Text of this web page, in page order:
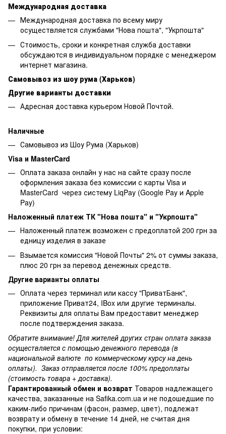
Международная доставка
Международная доставка по всему миру
осуществляется службами "Нова пошта", "Укрпошта"
Стоимость, сроки и конкретная служба доставки
обсуждаются в индивидуальном порядке с менеджером
интернет магазина.
Самовывоз из шоу рума (Харьков)
Другие варианты доставки
Адресная доставка курьером Новой Почтой.
Наличные
Самовывоз из Шоу Рума (Харьков)
Visa и MasterCard
Оплата заказа онлайн у нас на сайте сразу после
оформления заказа без комиссии с карты Visa и
MasterCard через систему LiqPay (Google Pay и Apple
Pay)
Наложенный платеж ТК "Нова пошта" и "Укрпошта"
Наложенный платеж возможен с предоплатой 200 грн за
едницу изделия в заказе
Взымается комиссия "Новой Почты" 2% от суммы заказа,
плюс 20 грн за перевод денежных средств.
Другие варианты оплаты
Оплата через терминал или кассу "ПриватБанк",
приложение Приват24, IBox или другие терминалы.
Реквизиты для оплаты Вам предоставит менеджер
после подтверждения заказа.
Обратите внимание! Для жителей других стран оплата заказа
осуществляется с помощью денежного перевода (в
национальной валюте по коммерческому курсу на день
оплаты). Заказ отправляется после 100% предоплаты
(стоимость товара + доставка).
Гарантированный обмен и возврат Товаров надлежащего
качества, заказанные на Safika.com.ua и не подошедшие по
каким-либо причинам (фасон, размер, цвет), подлежат
возврату и обмену в течение 14 дней, не считая дня
покупки, при условии: